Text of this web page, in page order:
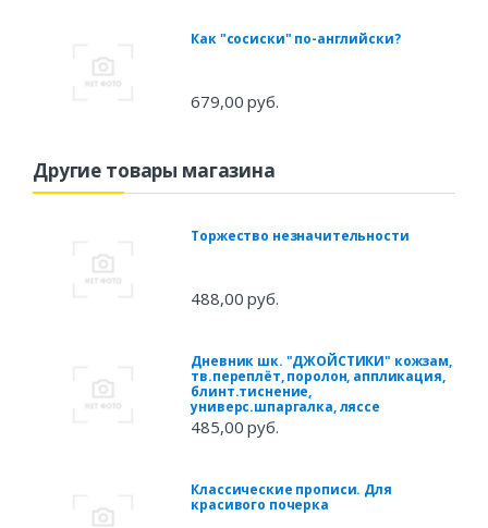
Как "сосиски" по-английски?
679,00 руб.
Другие товары магазина
Торжество незначительности
488,00 руб.
Дневник шк. "ДЖОЙСТИКИ" кожзам,
тв.переплёт, поролон, аппликация,
блинт.тиснение,
универс.шпаргалка, ляссе
485,00 руб.
Классические прописи. Для
красивого почерка